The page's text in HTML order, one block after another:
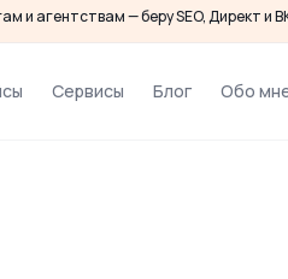
и агентствам — беру SEO, Директ и
Сервисы Блог Обо